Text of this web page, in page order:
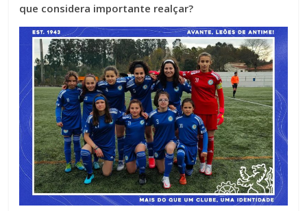
que considera importante realçar?